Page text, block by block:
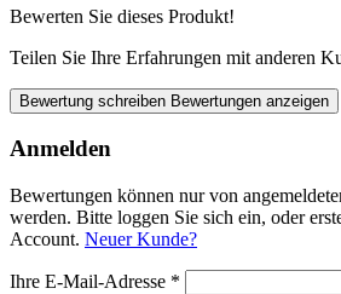
Bewerten Sie dieses Produkt!
Teilen Sie Ihre Erfahrungen mit anderen
Bewertung schreiben Bewertungen anzeigen
Anmelden
Bewertungen können nur von
werden. Bitte loggen Sie sich ein, oder
Account. Neuer Kunde?
Ihre E-Mail-Adresse *